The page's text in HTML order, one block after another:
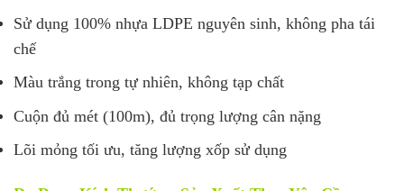
Sử dụng 100% nhựa LDPE nguyên sinh, không pha tái
chế
Màu trắng trong tự nhiên, không tạp chất
Cuộn đủ mét (100m), đủ trọng lượng cân nặng
Lõi mỏng tối ưu, tăng lượng xốp sử dụng